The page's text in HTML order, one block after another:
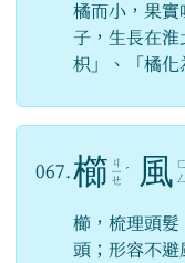
橘而小，果實
子，生長在淮
枳」、「橘化
067. 櫛 ㄐ
ㄧ
ㄝ
ˊ 風 ㄈ
ㄥ
櫛，梳理頭髮
頭；形容不避